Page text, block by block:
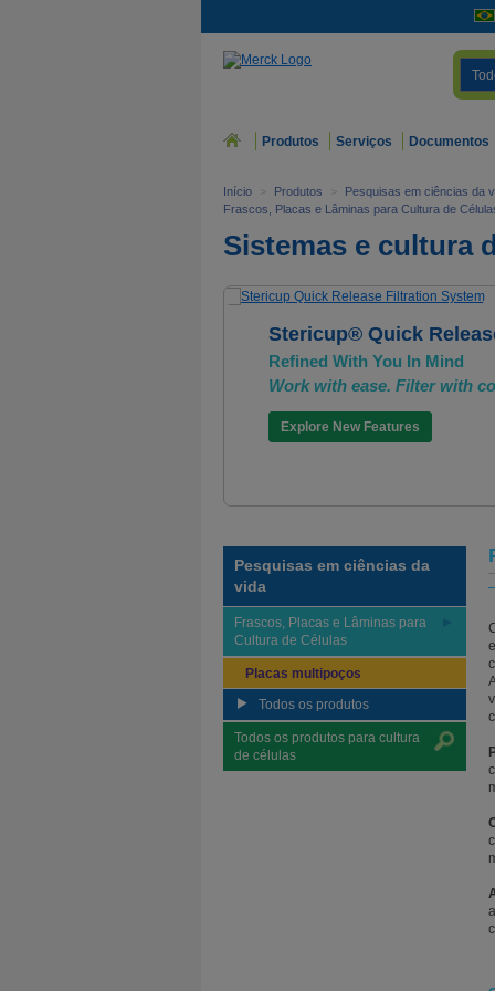
Produtos Serviços Documentos
Início > Produtos > Pesquisas em ciências da
Frascos, Placas e Lâminas para Cultura de
Sistemas e cultura
Stericup® Quick
Refined With You In Mind
Work with ease. Filter with
Explore New Features
Pesquisas em ciências da
vida
Frascos, Placas e Lâminas para
Cultura de Células
Placas multipoços
Todos os produtos
Todos os produtos para cultura
de células